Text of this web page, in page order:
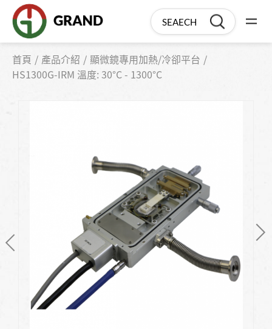
首頁 產品介紹
顯微鏡專用加熱/冷卻平台
HS1300G-IRM 溫度: 30°C - 1300°C